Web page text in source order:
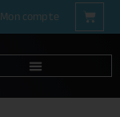
Mon compte